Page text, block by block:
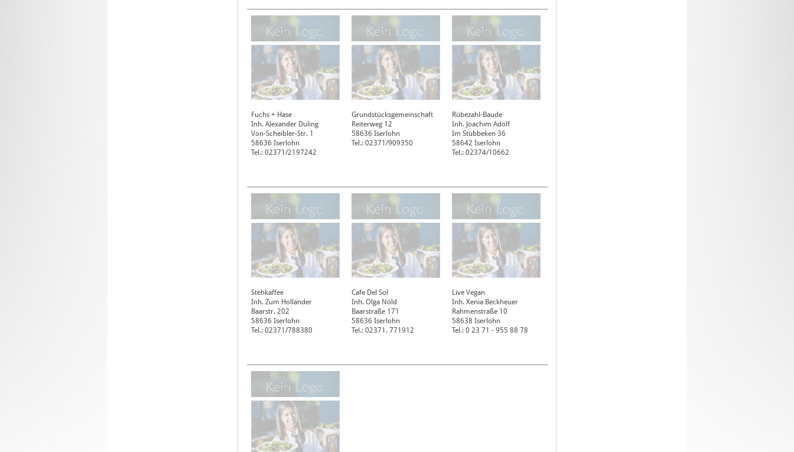
Fuchs + Hase
Inh. Alexander Duling
Von-Scheibler-Str. 1
58636 Iserlohn
Tel.: 02371/2197242
Grundstücksgemeinschaft
Reiterweg 12
58636 Iserlohn
Tel.: 02371/909350
Rübezahl-Baude
Inh. Joachim Adolf
Im Stübbeken 36
58642 Iserlohn
Tel.: 02374/10662
Stehkaffee
Inh. Zum Holländer
Baarstr. 202
58636 Iserlohn
Tel.: 02371/788380
Cafe Del Sol
Inh. Olga Nold
Baarstraße 171
58636 Iserlohn
Tel.: 02371. 771912
Live Vegan
Inh. Xenia Beckheuer
Rahmenstraße 10
58638 Iserlohn
Tel.: 0 23 71 - 955 88 78